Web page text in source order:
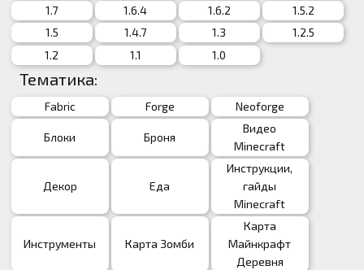
1.7
1.6.4 1.6.2
1.5.2
1.5
1.4.7 1.3
1.2.5
1.2
1.1 1.0
Тематика:
Fabric Forge Neoforge
Блоки Броня
Видео
Minecraft
Декор Еда
Инструкции,
гайды
Minecraft
Инструменты Карта Зомби
Карта
Майнкрафт
Деревня